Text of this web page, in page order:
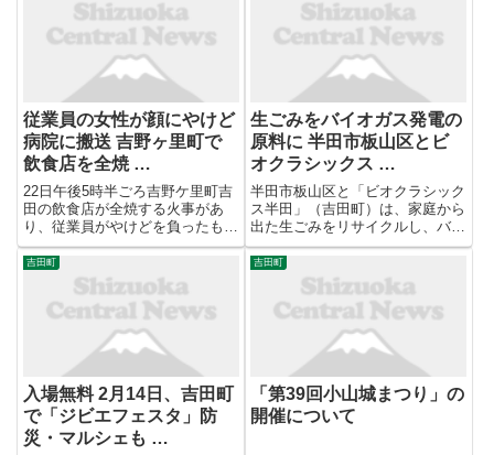
従業員の女性が顔にやけど
病院に搬送 吉野ヶ里町で
飲食店を全焼 …
22日午後5時半ごろ吉野ケ里町吉
田の飲食店が全焼する火事があ
り、従業員がやけどを負ったもの
の命に別条はないということで
す。【吉冨綾花リポート】「吉野
ケ里町吉田の火事現場です。手前
の店舗と奥の建物が焼けていて、
現在も時折赤い炎が見えます。こ
生ごみをバイオガス発電の
原料に 半田市板山区とビ
オクラシックス …
半田市板山区と「ビオクラシック
ス半田」（吉田町）は、家庭から
出た生ごみをリサイクルし、バイ
オガス発電の原料として活用する
実証実験を始めた。同社が運営す
るバイオガス発電施設「ビオぐる
ファクトリーHANDA」（松堀
町）に持ち込んで活用する。市
吉田町
入場無料 2月14日、吉田町
で「ジビエフェスタ」防
災・マルシェも …
吉田町
「第39回小山城まつり」の
開催について